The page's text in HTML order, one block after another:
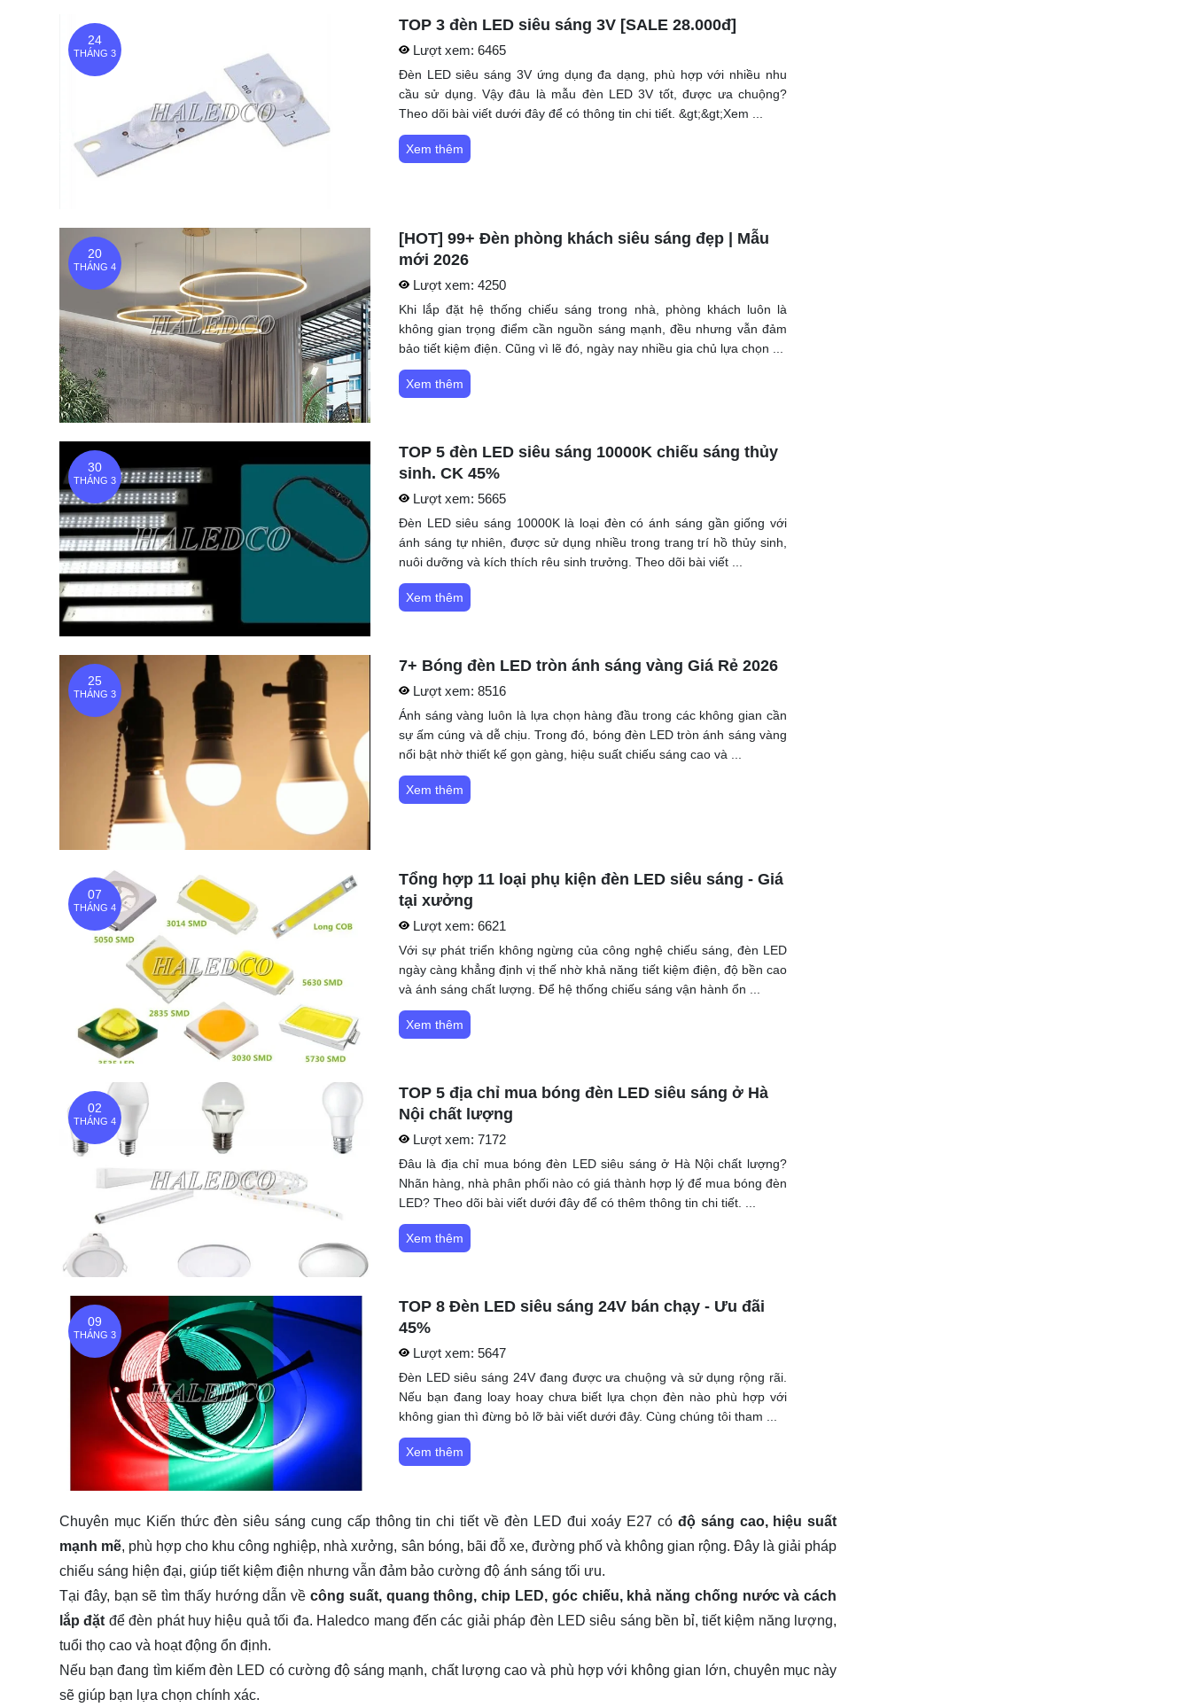
24
THÁNG 3
TOP 3 đèn LED siêu sáng 3V [SALE 28.000đ]
Lượt xem: 6465
Đèn LED siêu sáng 3V ứng dụng đa dạng, phù hợp với nhiều nhu
cầu sử dụng. Vậy đâu là mẫu đèn LED 3V tốt, được ưa chuộng?
Theo dõi bài viết dưới đây để có thông tin chi tiết. &gt;&gt;Xem ...
Xem thêm
20
THÁNG 4
[HOT] 99+ Đèn phòng khách siêu sáng đẹp | Mẫu
mới 2026
Lượt xem: 4250
Khi lắp đặt hệ thống chiếu sáng trong nhà, phòng khách luôn là
không gian trọng điểm cần nguồn sáng mạnh, đều nhưng vẫn đảm
bảo tiết kiệm điện. Cũng vì lẽ đó, ngày nay nhiều gia chủ lựa chọn ...
Xem thêm
30
THÁNG 3
TOP 5 đèn LED siêu sáng 10000K chiếu sáng thủy
sinh. CK 45%
Lượt xem: 5665
Đèn LED siêu sáng 10000K là loại đèn có ánh sáng gần giống với
ánh sáng tự nhiên, được sử dụng nhiều trong trang trí hồ thủy sinh,
nuôi dưỡng và kích thích rêu sinh trưởng. Theo dõi bài viết ...
Xem thêm
25
THÁNG 3
7+ Bóng đèn LED tròn ánh sáng vàng Giá Rẻ 2026
Lượt xem: 8516
Ánh sáng vàng luôn là lựa chọn hàng đầu trong các không gian cần
sự ấm cúng và dễ chịu. Trong đó, bóng đèn LED tròn ánh sáng vàng
nổi bật nhờ thiết kế gọn gàng, hiệu suất chiếu sáng cao và ...
Xem thêm
07
THÁNG 4
Tổng hợp 11 loại phụ kiện đèn LED siêu sáng - Giá
tại xưởng
Lượt xem: 6621
Với sự phát triển không ngừng của công nghệ chiếu sáng, đèn LED
ngày càng khẳng định vị thế nhờ khả năng tiết kiệm điện, độ bền cao
và ánh sáng chất lượng. Để hệ thống chiếu sáng vận hành ổn ...
Xem thêm
02
THÁNG 4
TOP 5 địa chỉ mua bóng đèn LED siêu sáng ở Hà
Nội chất lượng
Lượt xem: 7172
Đâu là địa chỉ mua bóng đèn LED siêu sáng ở Hà Nội chất lượng?
Nhãn hàng, nhà phân phối nào có giá thành hợp lý để mua bóng đèn
LED? Theo dõi bài viết dưới đây để có thêm thông tin chi tiết. ...
Xem thêm
09
THÁNG 3
TOP 8 Đèn LED siêu sáng 24V bán chạy - Ưu đãi
45%
Lượt xem: 5647
Đèn LED siêu sáng 24V đang được ưa chuộng và sử dụng rộng rãi.
Nếu bạn đang loay hoay chưa biết lựa chọn đèn nào phù hợp với
không gian thì đừng bỏ lỡ bài viết dưới đây. Cùng chúng tôi tham ...
Xem thêm
Chuyên mục Kiến thức đèn siêu sáng cung cấp thông tin chi tiết về đèn LED đui xoáy E27 có độ sáng cao, hiệu suất
mạnh mẽ, phù hợp cho khu công nghiệp, nhà xưởng, sân bóng, bãi đỗ xe, đường phố và không gian rộng. Đây là giải pháp
chiếu sáng hiện đại, giúp tiết kiệm điện nhưng vẫn đảm bảo cường độ ánh sáng tối ưu.
Tại đây, bạn sẽ tìm thấy hướng dẫn vềcông suất, quang thông, chip LED, góc chiếu, khả năng chống nước và cách
lắp đặt để đèn phát huy hiệu quả tối đa. Haledco mang đến các giải pháp đèn LED siêu sáng bền bỉ, tiết kiệm năng lượng,
tuổi thọ cao và hoạt động ổn định.
Nếu bạn đang tìm kiếm đèn LED có cường độ sáng mạnh, chất lượng cao và phù hợp với không gian lớn, chuyên mục này
sẽ giúp bạn lựa chọn chính xác.